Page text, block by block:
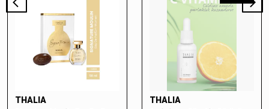
THALIA THALIA